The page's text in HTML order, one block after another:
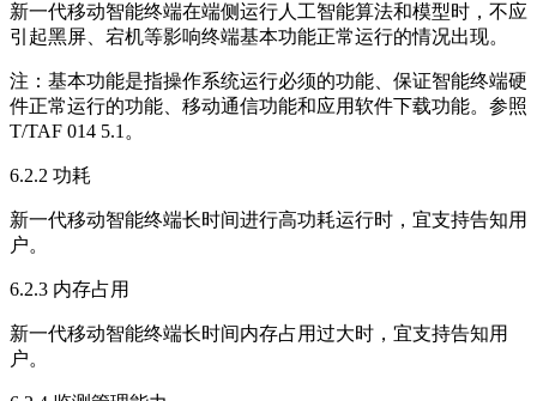
新一代移动智能终端在端侧运行人工智能算法和模型时，不应
引起黑屏、宕机等影响终端基本功能正常运行的情况出现。
注：基本功能是指操作系统运行必须的功能、保证智能终端硬
件正常运行的功能、移动通信功能和应用软件下载功能。参照
T/TAF 014 5.1。
6.2.2 功耗
新一代移动智能终端长时间进行高功耗运行时，宜支持告知用
户。
6.2.3 内存占用
新一代移动智能终端长时间内存占用过大时，宜支持告知用
户。